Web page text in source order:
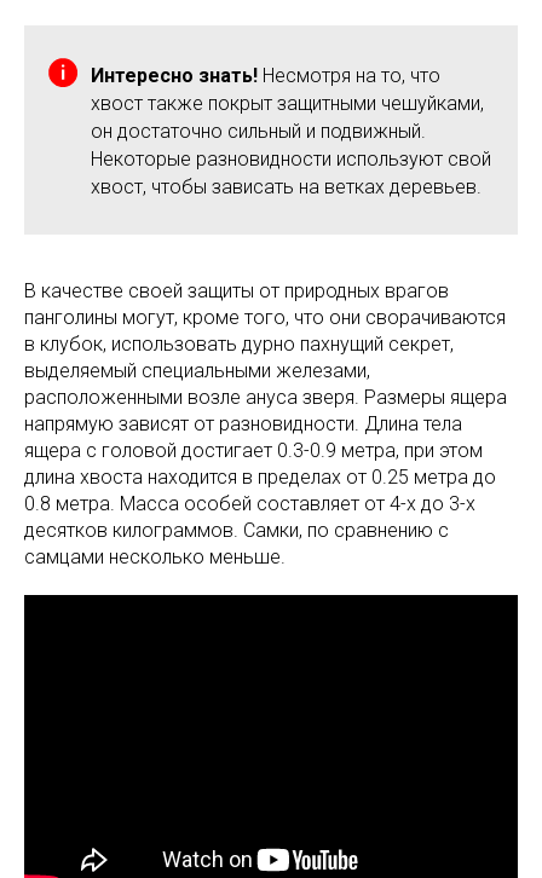
Интересно знать! Несмотря на то, что
хвост также покрыт защитными чешуйками,
он достаточно сильный и подвижный.
Некоторые разновидности используют свой
хвост, чтобы зависать на ветках деревьев.
В качестве своей защиты от природных врагов
панголины могут, кроме того, что они сворачиваются
в клубок, использовать дурно пахнущий секрет,
выделяемый специальными железами,
расположенными возле ануса зверя. Размеры ящера
напрямую зависят от разновидности. Длина тела
ящера с головой достигает 0.3-0.9 метра, при этом
длина хвоста находится в пределах от 0.25 метра до
0.8 метра. Масса особей составляет от 4-х до 3-х
десятков килограммов. Самки, по сравнению с
самцами несколько меньше.